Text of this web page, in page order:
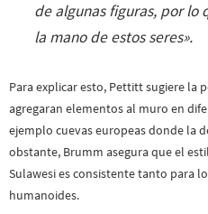
de algunas figuras, por lo
la mano de estos seres».
Para explicar esto, Pettitt sugiere la
agregaran elementos al muro en
ejemplo cuevas europeas donde la
obstante, Brumm asegura que el
Sulawesi es consistente tanto para
humanoides.